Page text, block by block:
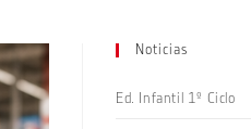
Noticias
Ed. Infantil 1º Ciclo